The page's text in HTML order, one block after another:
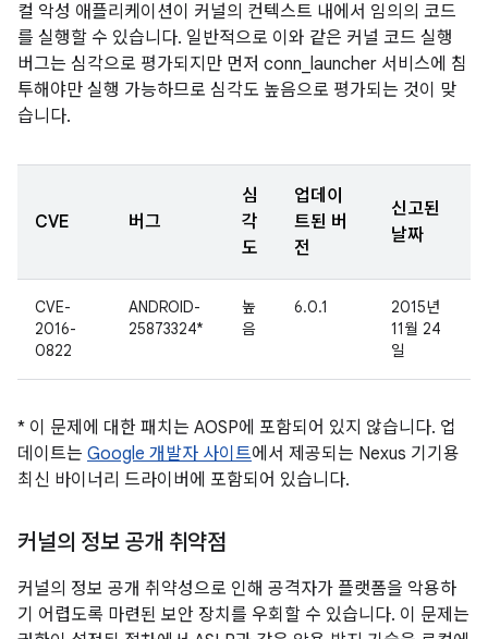
컬 악성 애플리케이션이 커널의 컨텍스트 내에서 임의의 코드
를 실행할 수 있습니다. 일반적으로 이와 같은 커널 코드 실행
버그는 심각으로 평가되지만 먼저 conn_launcher 서비스에 침
투해야만 실행 가능하므로 심각도 높음으로 평가되는 것이 맞
습니다.
CVE 버그
심
각
도
업데이
트된 버
전
신고된
날짜
CVE-
2016-
0822
ANDROID-
25873324*
높
음
6.0.1
2015년
11월 24
일
* 이 문제에 대한 패치는 AOSP에 포함되어 있지 않습니다. 업
데이트는 Google 개발자 사이트에서 제공되는 Nexus 기기용
최신 바이너리 드라이버에 포함되어 있습니다.
커널의 정보 공개 취약점
커널의 정보 공개 취약성으로 인해 공격자가 플랫폼을 악용하
기 어렵도록 마련된 보안 장치를 우회할 수 있습니다. 이 문제는